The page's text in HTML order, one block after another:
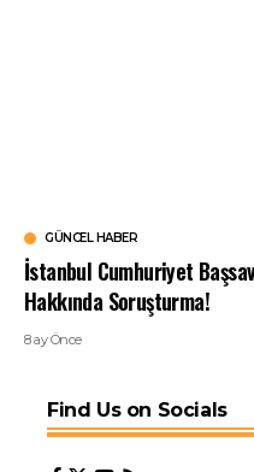
GÜNCEL HABER
İstanbul Cumhuriyet
Hakkında Soruşturma!
8 ay Önce
Find Us on Socials